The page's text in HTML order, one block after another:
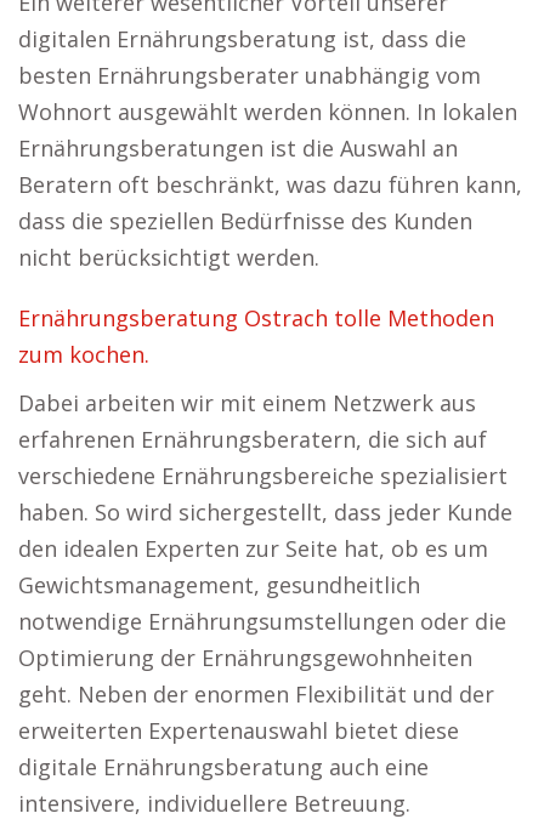
digitalen Ernährungsberatung ist, dass die
besten Ernährungsberater unabhängig vom
Wohnort ausgewählt werden können. In lokalen
Ernährungsberatungen ist die Auswahl an
Beratern oft beschränkt, was dazu führen kann,
dass die speziellen Bedürfnisse des Kunden
nicht berücksichtigt werden.
Ernährungsberatung Ostrach tolle Methoden
zum kochen.
Dabei arbeiten wir mit einem Netzwerk aus
erfahrenen Ernährungsberatern, die sich auf
verschiedene Ernährungsbereiche spezialisiert
haben. So wird sichergestellt, dass jeder Kunde
den idealen Experten zur Seite hat, ob es um
Gewichtsmanagement, gesundheitlich
notwendige Ernährungsumstellungen oder die
Optimierung der Ernährungsgewohnheiten
geht. Neben der enormen Flexibilität und der
erweiterten Expertenauswahl bietet diese
digitale Ernährungsberatung auch eine
intensivere, individuellere Betreuung.